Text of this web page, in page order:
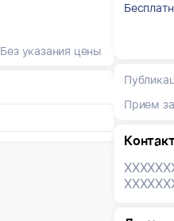
Без указания цены
Прием